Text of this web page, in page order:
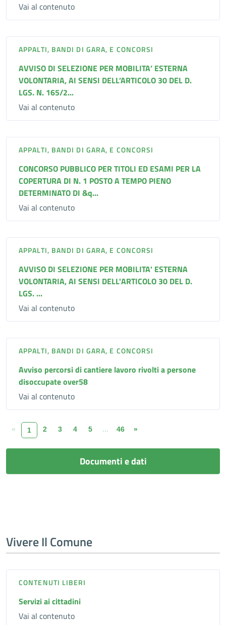
Vai al contenuto
APPALTI, BANDI DI GARA, E CONCORSI
AVVISO DI SELEZIONE PER MOBILITA’ ESTERNA
VOLONTARIA, AI SENSI DELL’ARTICOLO 30 DEL D.
LGS. N. 165/2...
Vai al contenuto
APPALTI, BANDI DI GARA, E CONCORSI
CONCORSO PUBBLICO PER TITOLI ED ESAMI PER LA
COPERTURA DI N. 1 POSTO A TEMPO PIENO
DETERMINATO DI &q...
Vai al contenuto
APPALTI, BANDI DI GARA, E CONCORSI
AVVISO DI SELEZIONE PER MOBILITA' ESTERNA
VOLONTARIA, AI SENSI DELL'ARTICOLO 30 DEL D.
LGS. ...
Vai al contenuto
APPALTI, BANDI DI GARA, E CONCORSI
Avviso percorsi di cantiere lavoro rivolti a persone
disoccupate over58
Vai al contenuto
« 1 2 3 4 5 ... 46 »
Documenti e dati
Vivere Il Comune
CONTENUTI LIBERI
Servizi ai cittadini
Vai al contenuto